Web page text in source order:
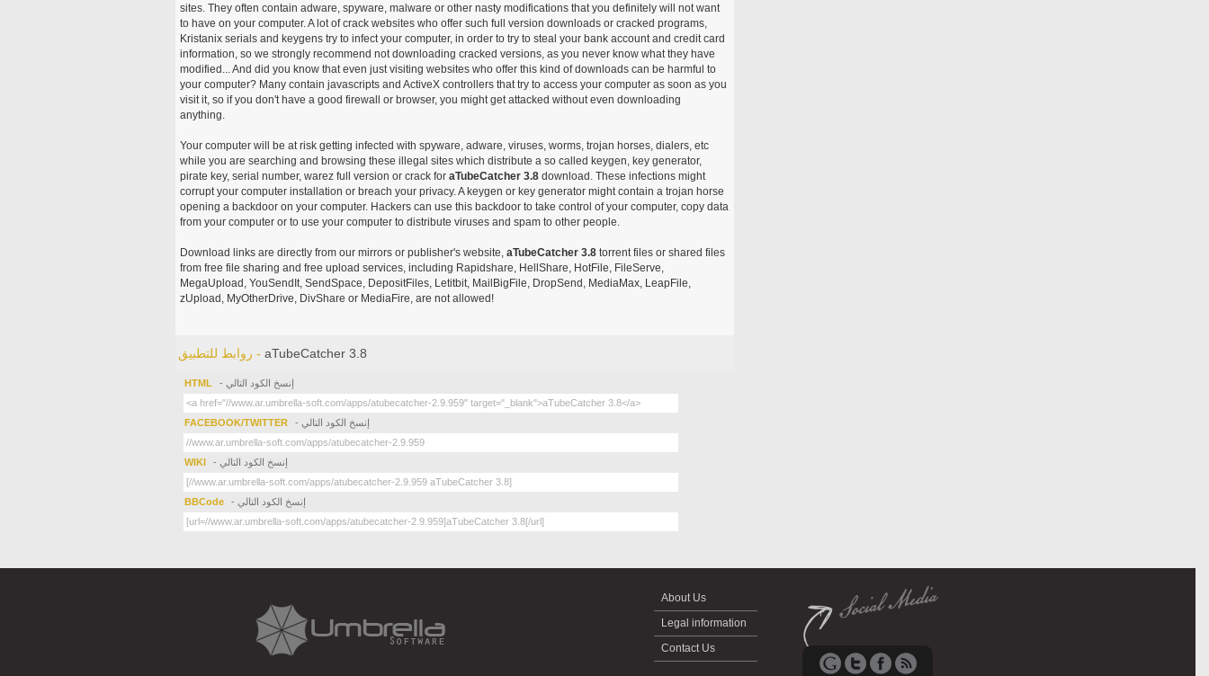
sites. They often contain adware, spyware, malware or other nasty modifications that you definitely will not want
to have on your computer. A lot of crack websites who offer such full version downloads or cracked programs,
Kristanix serials and keygens try to infect your computer, in order to try to steal your bank account and credit card
information, so we strongly recommend not downloading cracked versions, as you never know what they have
modified... And did you know that even just visiting websites who offer this kind of downloads can be harmful to
your computer? Many contain javascripts and ActiveX controllers that try to access your computer as soon as you
visit it, so if you don't have a good firewall or browser, you might get attacked without even downloading
anything.
Your computer will be at risk getting infected with spyware, adware, viruses, worms, trojan horses, dialers, etc
while you are searching and browsing these illegal sites which distribute a so called keygen, key generator,
pirate key, serial number, warez full version or crack for aTubeCatcher 3.8download. These infections might
corrupt your computer installation or breach your privacy. A keygen or key generator might contain a trojan horse
opening a backdoor on your computer. Hackers can use this backdoor to take control of your computer, copy data
from your computer or to use your computer to distribute viruses and spam to other people.
Download links are directly from our mirrors or publisher's website, aTubeCatcher 3.8torrent files or shared files
from free file sharing and free upload services, including Rapidshare, HellShare, HotFile, FileServe,
MegaUpload, YouSendIt, SendSpace, DepositFiles, Letitbit, MailBigFile, DropSend, MediaMax, LeapFile,
zUpload, MyOtherDrive, DivShare or MediaFire, are not allowed!
روابط للتطبيق - aTubeCatcher 3.8
HTML - إنسخ الكود التالي
FACEBOOK/TWITTER - إنسخ الكود التالي
WIKI - إنسخ الكود التالي
BBCode - إنسخ الكود التالي
About Us
Legal information
Contact Us